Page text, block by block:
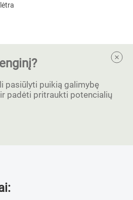
pasiūlyti puikią galimybę
padėti pritraukti potencialių